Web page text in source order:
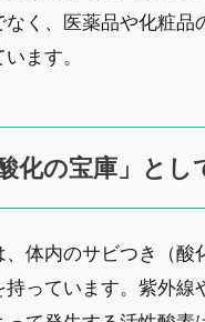
く、医薬品や化粧品
ます。
化の宝庫」とし
体内のサビつき（酸
持っています。紫外線